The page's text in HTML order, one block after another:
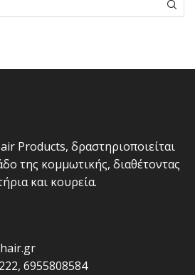
Products, δραστηριοποιείται
της κομμωτικής, διαθέτοντας
και κουρεία.
, 6955808584